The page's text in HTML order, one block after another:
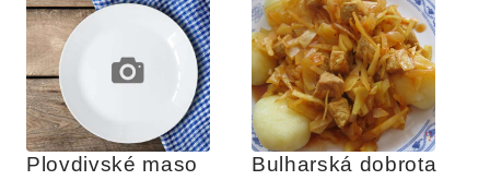
Plovdivské maso Bulharská dobrota